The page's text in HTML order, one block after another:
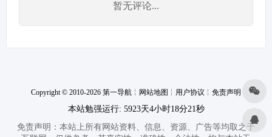
暂无评论...
Copyright © 2010-2026 第一导航 ╎ 网站地图 ╎ 用户协议 ╎ 免责声明
本站勉强运行: 5923天4小时18分21秒
免责声明：本站上所有网站资料、信息、资源、广告等均取之于